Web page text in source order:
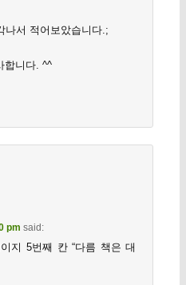
나서 적어보았습니다.;
합니다. ^^
pm said:
지 5번째 칸 “다름 책은 대